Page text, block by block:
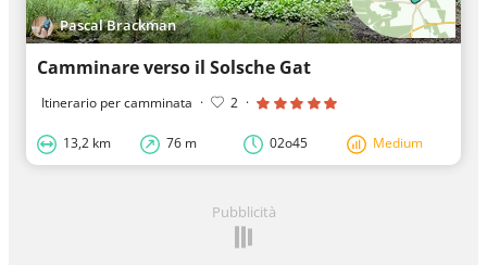
Pascal Brackman
Camminare verso il Solsche Gat
Itinerario per camminata · 2 ·
13,2 km 76 m 02o45 Medium
Pubblicità